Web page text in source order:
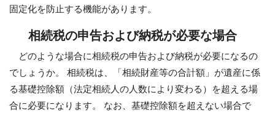
固定化を防止する機能があります。
相続税の申告および納税が必要な場合
どのような場合に相続税の申告および納税が必要になるの
でしょうか。 相続税は、「相続財産等の合計額」が遺産に係
る基礎控除額（法定相続人の人数により変わる）を超える場
合に必要になります。 なお、基礎控除額を超えない場合で